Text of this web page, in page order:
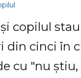
copilul
din cinci în
cu "nu știu,